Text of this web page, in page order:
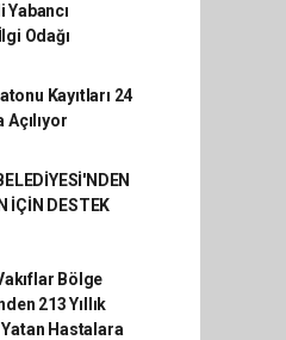
Yabancı
Odağı
Kayıtları 24
İÇİN DESTEK
Bölge
213 Yıllık
Yatan Hastalara